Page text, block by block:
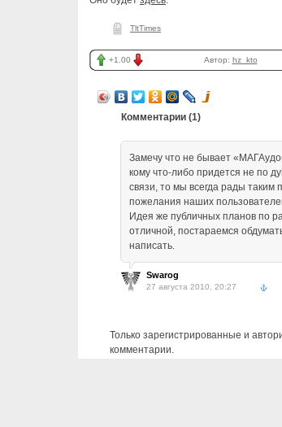
TltTimes
+1.00 Автор: hz_kto
Комментарии (1)
Замечу что не бывает
кому что-либо придется не по
связи, то мы всегда рады таким
пожелания наших
Идея же публичных планов по
отличной, постараемся
написать.
Swarog
27 августа 2010, 20:27
Только зарегистрированные и
комментарии.